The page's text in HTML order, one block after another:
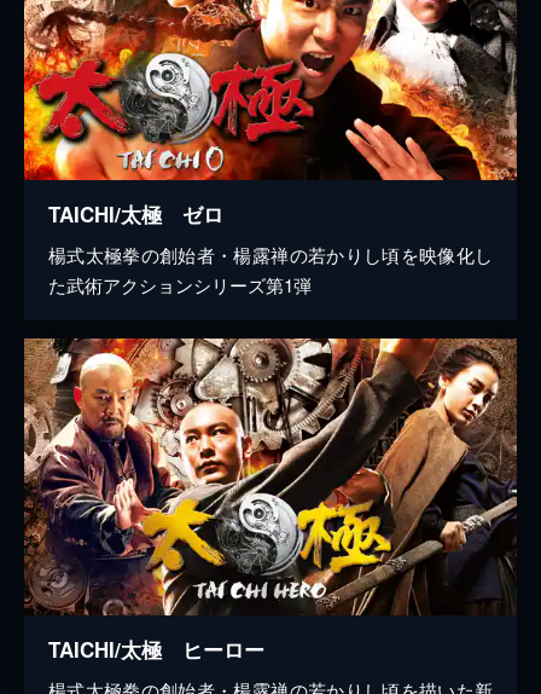
TAICHI/太極 ゼロ
楊式太極拳の創始者・楊露禅の若かりし頃を映像化し
た武術アクションシリーズ第1弾
TAICHI/太極 ヒーロー